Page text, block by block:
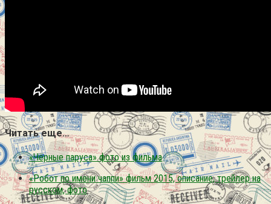
Читать еще…
«Чёрные паруса» фото из фильма
«Робот по имени чаппи» фильм 2015, описание, трейлер на
русском, фото